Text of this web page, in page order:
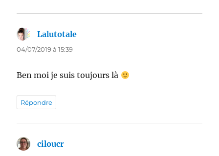
Lalutotale
04/07/2019 à 15:39
Ben moi je suis toujours là
Répondre
ciloucr